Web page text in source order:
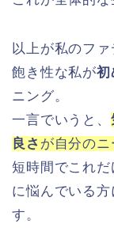
以上が私のファ
飽き性な私が初
ニング。
一言でいうと、
良さ が自分の
短時間でこれ
に悩んでいる
す。